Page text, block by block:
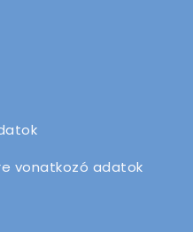
vonatkozó adatok